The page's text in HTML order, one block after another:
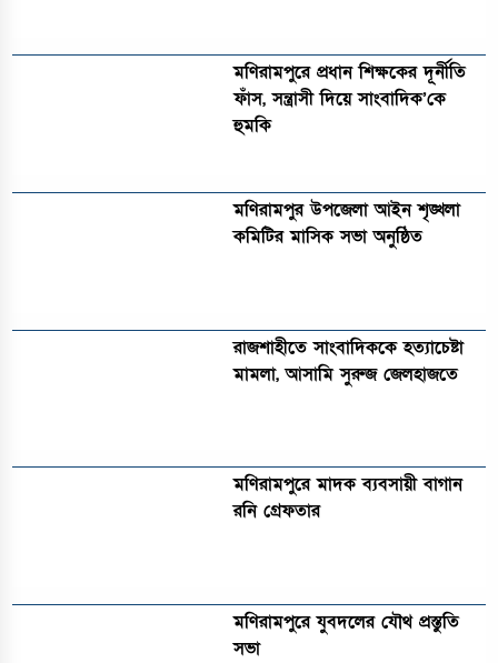
মণিরামপুরে প্রধান শিক্ষকের দূর্নীতি
ফাঁস, সন্ত্রাসী দিয়ে সাংবাদিক’কে
হুমকি
মণিরামপুর উপজেলা আইন শৃঙ্খলা
কমিটির মাসিক সভা অনুষ্ঠিত‎‎
রাজশাহীতে সাংবাদিককে হত্যাচেষ্টা
মামলা, আসামি সুরুজ জেলহাজতে
মণিরামপুরে মাদক ব্যবসায়ী বাগান
রনি গ্রেফতার
মণিরামপুরে যুবদলের যৌথ প্রস্তুতি
সভা